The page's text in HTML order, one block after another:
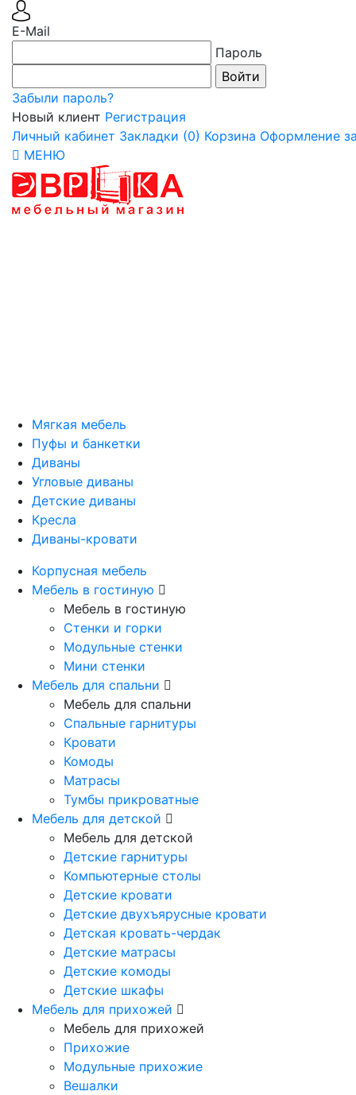
E-Mail
Пароль
Забыли пароль?
Новый клиент Регистрация
Личный кабинет Закладки (0) Корзина Оформление
МЕНЮ
Мягкая мебель
Пуфы и банкетки
Диваны
Угловые диваны
Детские диваны
Кресла
Диваны-кровати
Корпусная мебель
Мебель в гостиную
Мебель в гостиную
Стенки и горки
Модульные стенки
Мини стенки
Мебель для спальни
Мебель для спальни
Спальные гарнитуры
Кровати
Комоды
Матрасы
Тумбы прикроватные
Мебель для детской
Мебель для детской
Детские гарнитуры
Компьютерные столы
Детские кровати
Детские двухъярусные кровати
Детская кровать-чердак
Детские матрасы
Детские комоды
Детские шкафы
Мебель для прихожей
Мебель для прихожей
Прихожие
Модульные прихожие
Вешалки